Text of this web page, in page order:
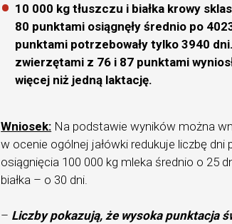
10 000 kg tłuszczu i białka krowy
80 punktami osiągnęły średnio po
punktami potrzebowały tylko 3940
zwierzętami z 76 i 87 punktami
więcej niż jedną laktację.
Wniosek: Na podstawie wyników można
w ocenie ogólnej jałówki redukuje liczbę
osiągnięcia 100 000 kg mleka średnio o 25
białka – o 30 dni.
– Liczby pokazują, że wysoka punktacja